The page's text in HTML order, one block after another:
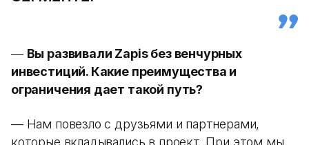
— Вы развивали Zapis без венчурных
инвестиций. Какие преимущества и
ограничения дает такой путь?
— Нам повезло с друзьями и партнерами,
которые вкладывались в проект. При этом мы